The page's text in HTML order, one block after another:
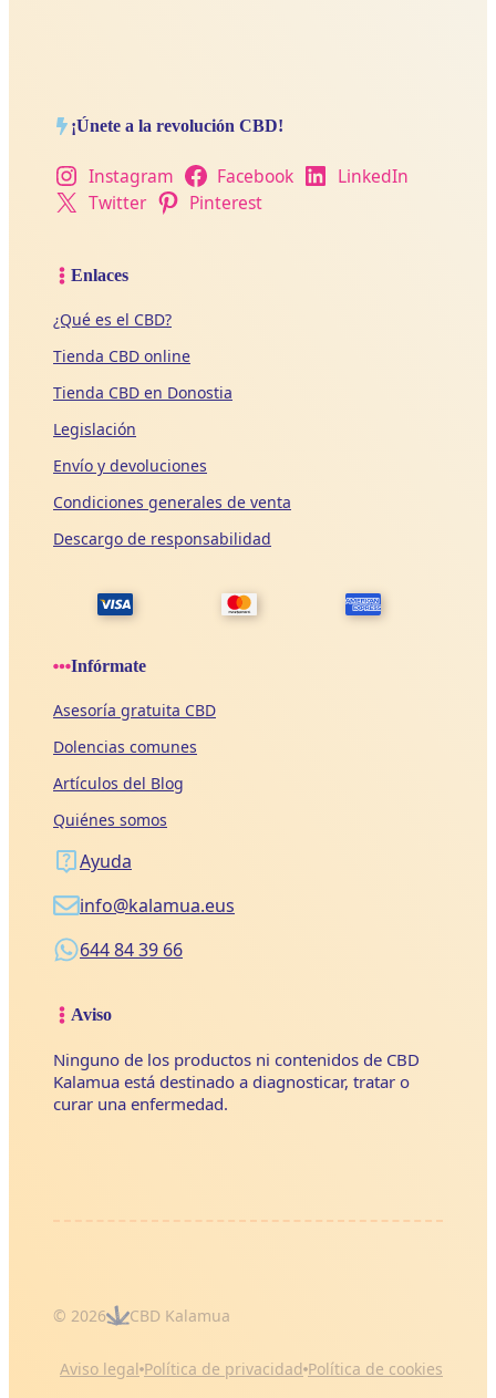
¡Únete a la revolución CBD!
Instagram Facebook
LinkedIn
Twitter
Pinterest
Enlaces
¿Qué es el CBD?
Tienda CBD online
Tienda CBD en Donostia
Legislación
Envío y devoluciones
Condiciones generales de venta
Descargo de responsabilidad
Infórmate
Asesoría gratuita CBD
Dolencias comunes
Artículos del Blog
Quiénes somos
Ayuda
info@kalamua.eus
644 84 39 66
Aviso
Ninguno de los productos ni contenidos de CBD
Kalamua está destinado a diagnosticar, tratar o
curar una enfermedad.
© 2026 CBD Kalamua
Aviso legal Política de privacidad Política de cookies